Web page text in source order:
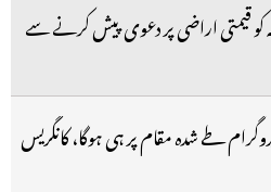
کو قیمتی اراضی پر دعوی پیش کرنے سے
طے شدہ مقام پر ہی ہوگا، کانگریس